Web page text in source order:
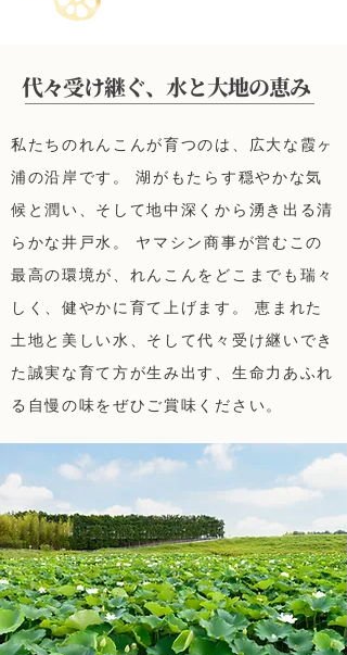
​代々受け継ぐ、水と大地の恵み
私たちのれんこんが育つのは、広大な霞ヶ
浦の沿岸です。 湖がもたらす穏やかな気
候と潤い、そして地中深くから湧き出る清
らかな井戸水。 ヤマシン商事が営むこの
最高の環境が、れんこんをどこまでも瑞々
しく、健やかに育て上げます。 恵まれた
土地と美しい水、そして代々受け継いでき
た誠実な育て方が生み出す、生命力あふれ
る自慢の味をぜひご賞味ください。